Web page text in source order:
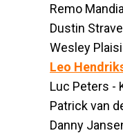
Remo
Dustin
Wesley
Leo
Luc Peters -
Patrick van
Danny